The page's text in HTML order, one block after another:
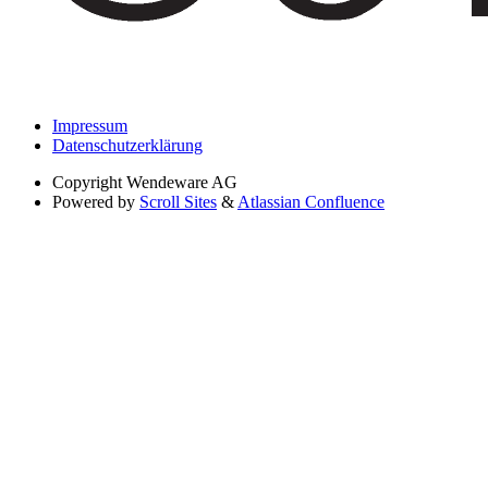
Impressum
Datenschutzerklärung
Copyright Wendeware AG
Powered by Scroll Sites & Atlassian Confluence